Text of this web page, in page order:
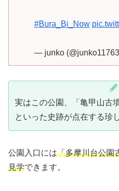
#Bura_Bi_Now
— junko
実はこの公園、「亀甲山古
といった史跡が点在する珍
公園入口には「多摩川台公園
見学できます。